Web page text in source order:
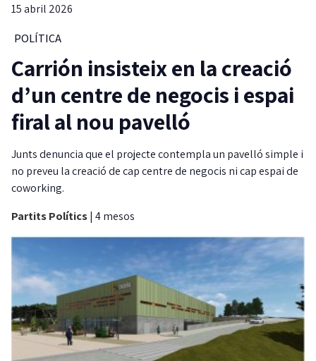
15 abril 2026
POLÍTICA
Carrión insisteix en la creació
d’un centre de negocis i espai
firal al nou pavelló
Junts denuncia que el projecte contempla un pavelló simple i
no preveu la creació de cap centre de negocis ni cap espai de
coworking.
Partits Polítics| 4 mesos